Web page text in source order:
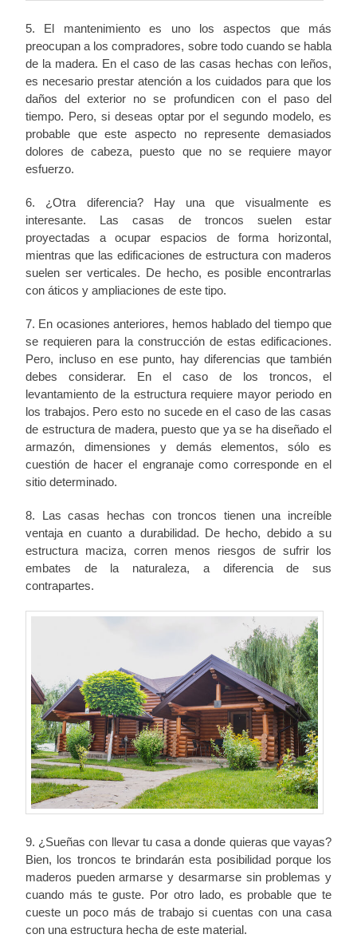
5. El mantenimiento es uno los aspectos que más
preocupan a los compradores, sobre todo cuando se habla
de la madera. En el caso de las casas hechas con leños,
es necesario prestar atención a los cuidados para que los
daños del exterior no se profundicen con el paso del
tiempo. Pero, si deseas optar por el segundo modelo, es
probable que este aspecto no represente demasiados
dolores de cabeza, puesto que no se requiere mayor
esfuerzo.
6. ¿Otra diferencia? Hay una que visualmente es
interesante. Las casas de troncos suelen estar
proyectadas a ocupar espacios de forma horizontal,
mientras que las edificaciones de estructura con maderos
suelen ser verticales. De hecho, es posible encontrarlas
con áticos y ampliaciones de este tipo.
7. En ocasiones anteriores, hemos hablado del tiempo que
se requieren para la construcción de estas edificaciones.
Pero, incluso en ese punto, hay diferencias que también
debes considerar. En el caso de los troncos, el
levantamiento de la estructura requiere mayor periodo en
los trabajos. Pero esto no sucede en el caso de las casas
de estructura de madera, puesto que ya se ha diseñado el
armazón, dimensiones y demás elementos, sólo es
cuestión de hacer el engranaje como corresponde en el
sitio determinado.
8. Las casas hechas con troncos tienen una increíble
ventaja en cuanto a durabilidad. De hecho, debido a su
estructura maciza, corren menos riesgos de sufrir los
embates de la naturaleza, a diferencia de sus
contrapartes.
9. ¿Sueñas con llevar tu casa a donde quieras que vayas?
Bien, los troncos te brindarán esta posibilidad porque los
maderos pueden armarse y desarmarse sin problemas y
cuando más te guste. Por otro lado, es probable que te
cueste un poco más de trabajo si cuentas con una casa
con una estructura hecha de este material.